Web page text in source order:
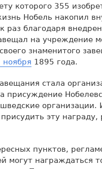
которого 355
Нобель накопил
раз благодаря
на учреждение
знаменитого
ноября 1895 года.
стала
присуждение
организации.
эту
пунктов,
могут награждаться